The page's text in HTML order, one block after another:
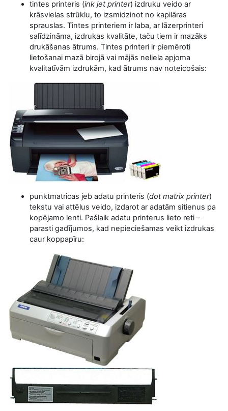
tintes printeris (ink jet printer) izdruku veido ar
krāsvielas strūklu, to izsmidzinot no kapilāras
sprauslas. Tintes printeriem ir laba, ar lāzerprinteri
salīdzināma, izdrukas kvalitāte, taču tiem ir mazāks
drukāšanas ātrums. Tintes printeri ir piemēroti
lietošanai mazā birojā vai mājās neliela apjoma
kvalitatīvām izdrukām, kad ātrums nav noteicošais:
punktmatricas jeb adatu printeris (dot matrix printer)
tekstu vai attēlus veido, izdarot ar adatām sitienus pa
kopējamo lenti. Pašlaik adatu printerus lieto reti –
parasti gadījumos, kad nepieciešamas veikt izdrukas
caur koppapīru: